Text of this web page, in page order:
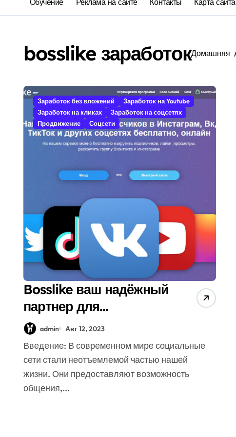
Обучение Реклама на сайте Контакты Карта сайта
bosslike заработокДомашняя
Заработок без вложений
Заработок на Youtube
Заработок на кликах
Заработок на соцсетях
Продвижение
Соцсети
Bosslike ваш надёжный
партнер для
продвижения соцсетей
admin Авг 12, 2023
Введение: В современном мире социальные
сети стали неотъемлемой частью нашей
жизни. Они предоставляют возможность
общения,...